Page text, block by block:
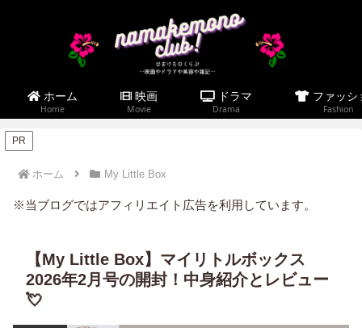
ホーム
Home
映画
Movie
ドラマ
Drama
ファッシ
Fashion
PR
ホーム My Little Box
※当ブログではアフィリエイト広告を利用しています。
【My Little Box】マイリトルボックス
2026年2月号の開封！中身紹介とレビュー
💘